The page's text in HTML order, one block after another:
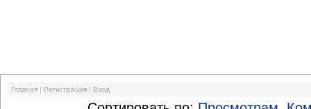
Главная | Регистрация | Вход